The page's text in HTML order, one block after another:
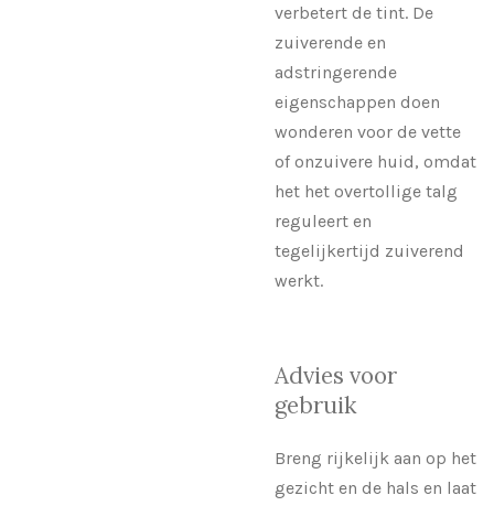
verbetert de tint. De
zuiverende en
adstringerende
eigenschappen doen
wonderen voor de vette
of onzuivere huid, omdat
het het overtollige talg
reguleert en
tegelijkertijd zuiverend
werkt.
Advies voor
gebruik
Breng rijkelijk aan op het
gezicht en de hals en laat